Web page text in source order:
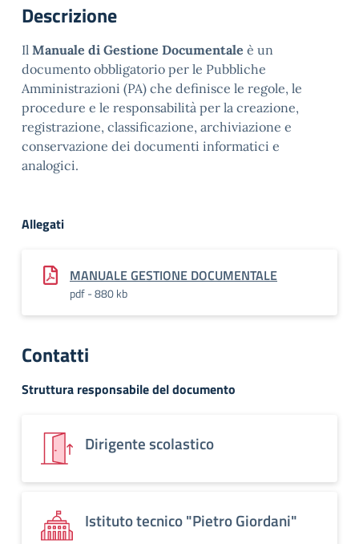
Descrizione
Il Manuale di Gestione Documentale è un
documento obbligatorio per le Pubbliche
Amministrazioni (PA) che definisce le regole, le
procedure e le responsabilità per la creazione,
registrazione, classificazione, archiviazione e
conservazione dei documenti informatici e
analogici.
Allegati
MANUALE GESTIONE DOCUMENTALE
pdf - 880 kb
Contatti
Struttura responsabile del documento
Dirigente scolastico
Istituto tecnico "Pietro Giordani"